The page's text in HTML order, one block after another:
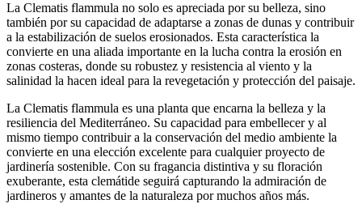
La Clematis flammula no solo es apreciada por su belleza, sino
también por su capacidad de adaptarse a zonas de dunas y contribuir
a la estabilización de suelos erosionados. Esta característica la
convierte en una aliada importante en la lucha contra la erosión en
zonas costeras, donde su robustez y resistencia al viento y la
salinidad la hacen ideal para la revegetación y protección del paisaje.
La Clematis flammula es una planta que encarna la belleza y la
resiliencia del Mediterráneo. Su capacidad para embellecer y al
mismo tiempo contribuir a la conservación del medio ambiente la
convierte en una elección excelente para cualquier proyecto de
jardinería sostenible. Con su fragancia distintiva y su floración
exuberante, esta clemátide seguirá capturando la admiración de
jardineros y amantes de la naturaleza por muchos años más.